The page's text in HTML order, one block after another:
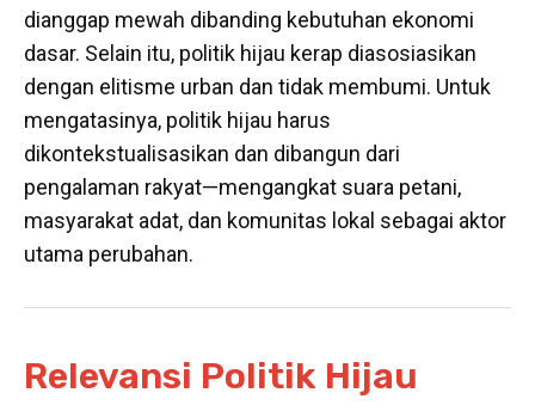
dianggap mewah dibanding kebutuhan ekonomi
dasar. Selain itu, politik hijau kerap diasosiasikan
dengan elitisme urban dan tidak membumi. Untuk
mengatasinya, politik hijau harus
dikontekstualisasikan dan dibangun dari
pengalaman rakyat—mengangkat suara petani,
masyarakat adat, dan komunitas lokal sebagai aktor
utama perubahan.
Relevansi Politik Hijau